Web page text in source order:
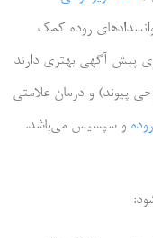
روده کمک
پیش آگهی بهتری دارند
پیوند) و درمان علامتی
و سپسیس می‌باشد.